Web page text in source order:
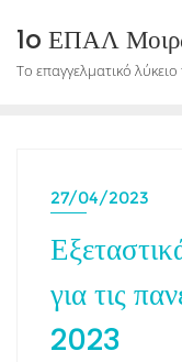
content
1o ΕΠΑΛ
Το επαγγελματικό
27/04/2023
για τις
2023